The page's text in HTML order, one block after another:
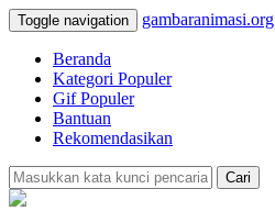
Toggle navigation gambaranimasi.org
Beranda
Kategori Populer
Gif Populer
Bantuan
Rekomendasikan
Cari